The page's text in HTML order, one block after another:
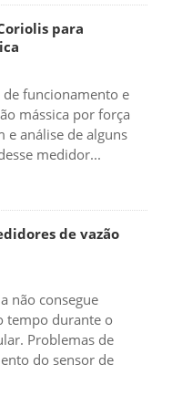
para
funcionamento e
mássica por força
e análise de alguns
medidor...
de vazão
não consegue
tempo durante o
Problemas de
do sensor de